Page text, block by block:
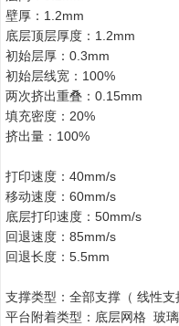
壁厚：1.2mm
底层顶层厚度：1.2mm
初始层厚：0.3mm
初始层线宽：100%
两次挤出重叠：0.15mm
填充密度：20%
挤出量：100%
打印速度：40mm/s
移动速度：60mm/s
底层打印速度：50mm/s
回退速度：85mm/s
回退长度：5.5mm
支撑类型：全部支撑（ 线性支
平台附着类型：底层网格 玻